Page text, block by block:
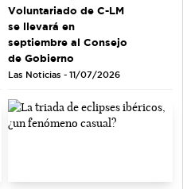
Voluntariado de C-LM
se llevará en
septiembre al Consejo
de Gobierno
Las Noticias - 11/07/2026